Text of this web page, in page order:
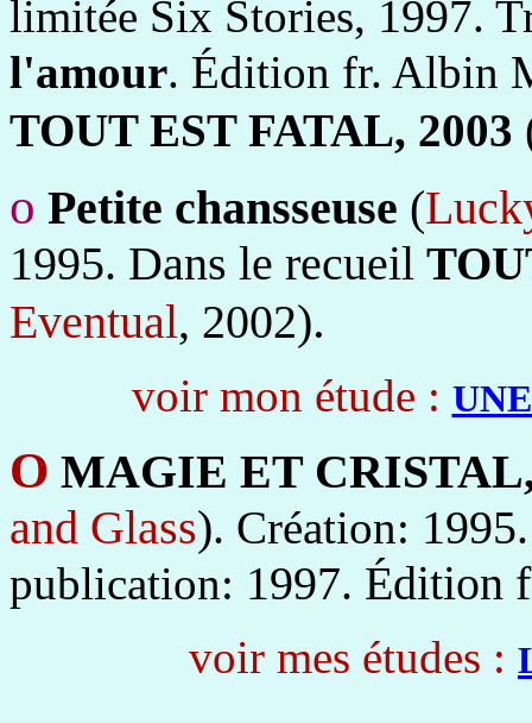
limitée Six Stories, 1997.
l'amour. Édition fr. Albin
TOUT EST FATAL, 2003
o Petite chansseuse (
1995. Dans le recueil
Eventual, 2002).
voir mon étude :
O MAGIE ET
and Glass). Création:
publication: 1997. Édition
voir mes études :